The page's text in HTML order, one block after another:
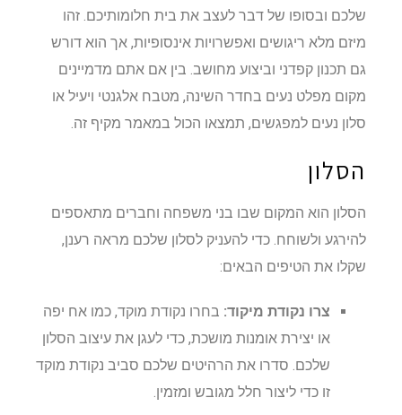
שלכם ובסופו של דבר לעצב את בית חלומותיכם. זהו
מיזם מלא ריגושים ואפשרויות אינסופיות, אך הוא דורש
גם תכנון קפדני וביצוע מחושב. בין אם אתם מדמיינים
מקום מפלט נעים בחדר השינה, מטבח אלגנטי ויעיל או
סלון נעים למפגשים, תמצאו הכול במאמר מקיף זה.
הסלון
הסלון הוא המקום שבו בני משפחה וחברים מתאספים
להירגע ולשוחח. כדי להעניק לסלון שלכם מראה רענן,
שקלו את הטיפים הבאים:
צרו נקודת מיקוד:בחרו נקודת מוקד, כמו אח יפה
או יצירת אומנות מושכת, כדי לעגן את עיצוב הסלון
שלכם. סדרו את הרהיטים שלכם סביב נקודת מוקד
זו כדי ליצור חלל מגובש ומזמין.